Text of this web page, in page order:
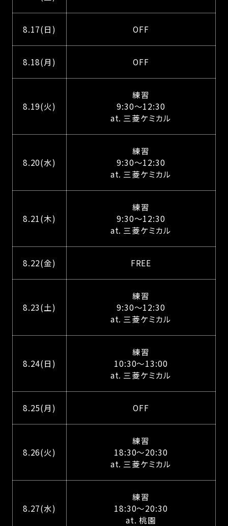
8.17(日) OFF
8.18(月) OFF
8.19(火)
練習
9:30～12:30
at. 三菱ケミカル
8.20(水)
練習
9:30～12:30
at. 三菱ケミカル
8.21(木)
練習
9:30～12:30
at. 三菱ケミカル
8.22(金) FREE
8.23(土)
練習
9:30～12:30
at. 三菱ケミカル
8.24(日)
練習
10:30～13:00
at. 三菱ケミカル
8.25(月) OFF
8.26(火)
練習
18:30～20:30
at. 三菱ケミカル
8.27(水)
練習
18:30～20:30
at. 桃園